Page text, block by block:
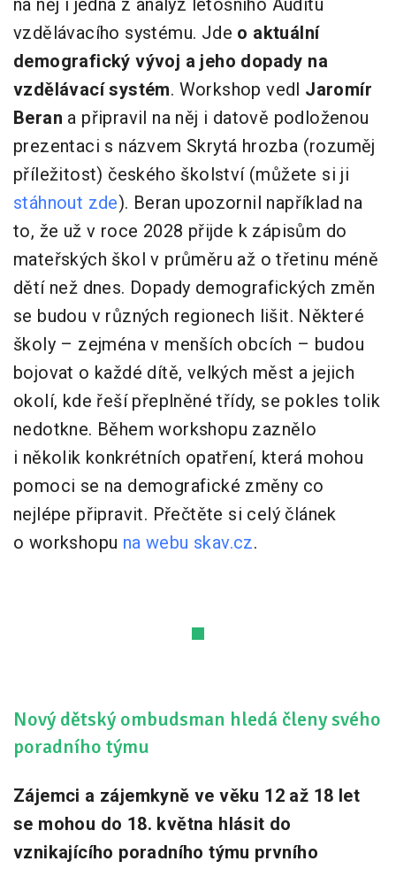
na něj i jedna z analýz letošního Auditu
vzdělávacího systému. Jde o aktuální
demografický vývoj a jeho dopady na
vzdělávací systém. Workshop vedl Jaromír
Beran a připravil na něj i datově podloženou
prezentaci s názvem Skrytá hrozba (rozuměj
příležitost) českého školství (můžete si ji
stáhnout zde). Beran upozornil například na
to, že už v roce 2028 přijde k zápisům do
mateřských škol v průměru až o třetinu méně
dětí než dnes. Dopady demografických změn
se budou v různých regionech lišit. Některé
školy – zejména v menších obcích – budou
bojovat o každé dítě, velkých měst a jejich
okolí, kde řeší přeplněné třídy, se pokles tolik
nedotkne. Během workshopu zaznělo
i několik konkrétních opatření, která mohou
pomoci se na demografické změny co
nejlépe připravit. Přečtěte si celý článek
o workshopu na webu skav.cz.
Nový dětský ombudsman hledá členy svého
poradního týmu
Zájemci a zájemkyně ve věku 12 až 18 let
se mohou do 18. května hlásit do
vznikajícího poradního týmu prvního